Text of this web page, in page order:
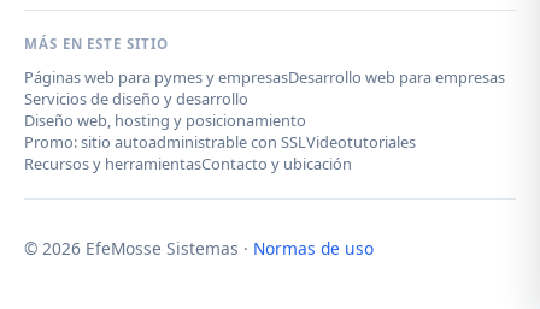
MÁS EN ESTE SITIO
Páginas web para pymes y empresasDesarrollo web para empresas
Servicios de diseño y desarrollo
Diseño web, hosting y posicionamiento
Promo: sitio autoadministrable con SSLVideotutoriales
Recursos y herramientasContacto y ubicación
© 2026 EfeMosse Sistemas · Normas de uso